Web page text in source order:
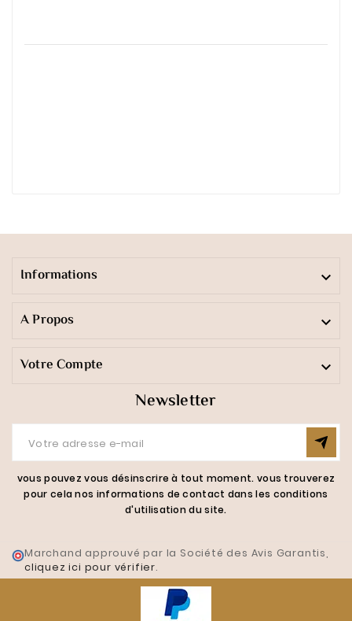
Informations 
A Propos 
Votre Compte 
Newsletter
vous pouvez vous désinscrire à tout moment. vous trouverez
pour cela nos informations de contact dans les conditions
d'utilisation du site.
Marchand approuvé par la Société des Avis Garantis,
cliquez ici pour vérifier.